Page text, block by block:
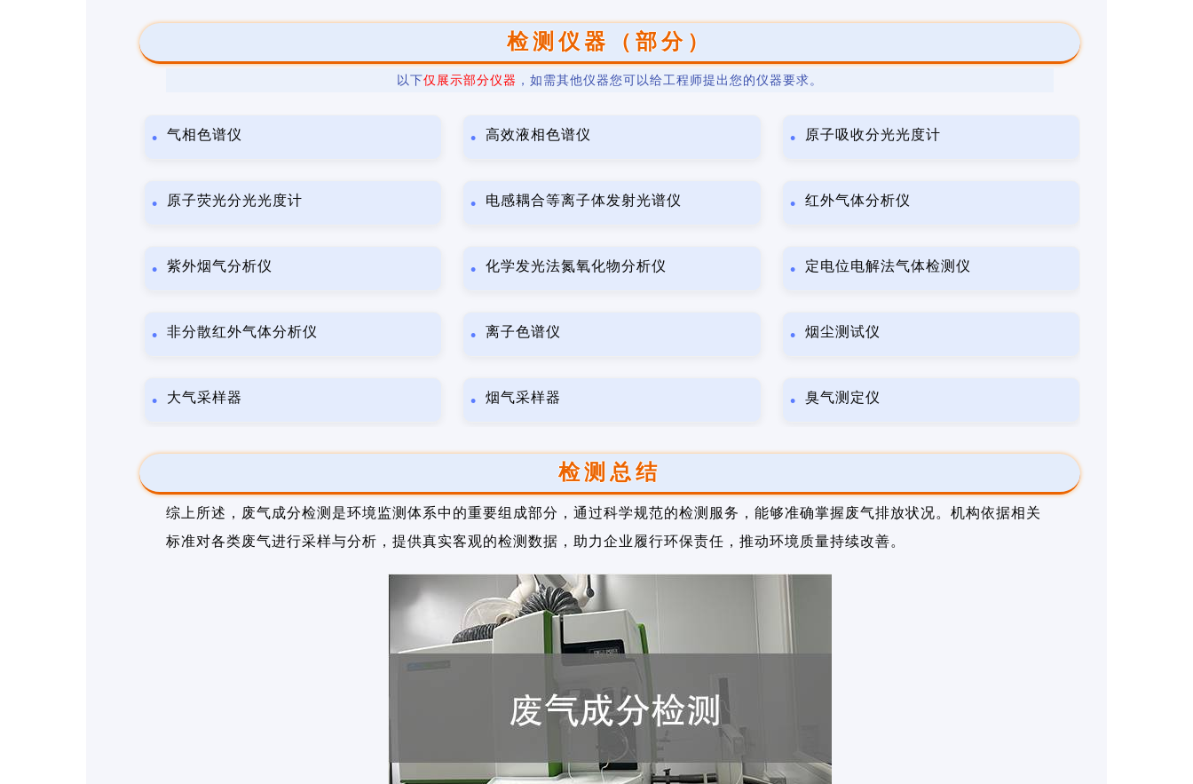
检测仪器（部分）
以下仅展示部分仪器 ，如需其他仪器您可以给工程师提出您的仪器要求。
气相色谱仪 高效液相色谱仪 原子吸收分光光度计
原子荧光分光光度计 电感耦合等离子体发射光谱仪 红外气体分析仪
紫外烟气分析仪 化学发光法氮氧化物分析仪 定电位电解法气体检测仪
非分散红外气体分析仪 离子色谱仪 烟尘测试仪
大气采样器 烟气采样器 臭气测定仪
检测总结
综上所述，废气成分检测是环境监测体系中的重要组成部分，通过科学规范的检测服务，能够准确掌握废气排放状况。机构依据相关
标准对各类废气进行采样与分析，提供真实客观的检测数据，助力企业履行环保责任，推动环境质量持续改善。